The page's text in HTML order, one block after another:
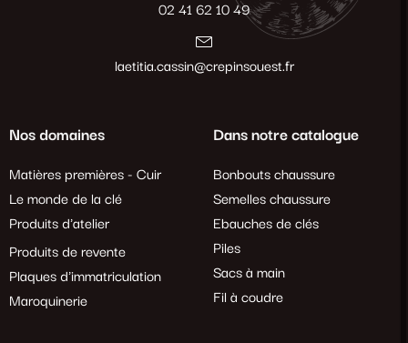
02 41 62 10 49
laetitia.cassin@crepinsouest.fr
Nos domaines
Matières premières - Cuir
Le monde de la clé
Produits d'atelier
Produits de revente
Plaques d'immatriculation
Maroquinerie
Dans notre catalogue
Bonbouts chaussure
Semelles chaussure
Ebauches de clés
Piles
Sacs à main
Fil à coudre